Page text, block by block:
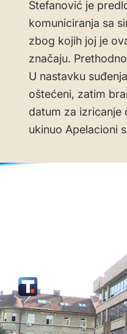
Stefanović je
komuniciranja sa
zbog kojih joj je
značaju.
U nastavku
oštećeni, zatim
datum za izricanje
ukinuo Apelacioni